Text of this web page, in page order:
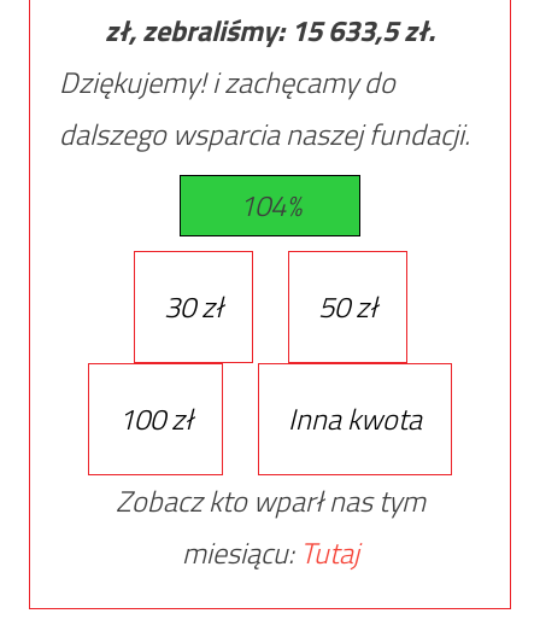
zł, zebraliśmy: 15 633,5zł.
Dziękujemy! i zachęcamy do
dalszego wsparcia naszej fundacji.
104%
30 zł 50 zł
100 zł
Inna kwota
Zobacz kto wparł nas tym
miesiącu: Tutaj